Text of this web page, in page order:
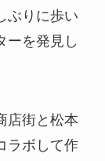
ぶりに歩い
ーを発見し
店街と松本
ラボして作